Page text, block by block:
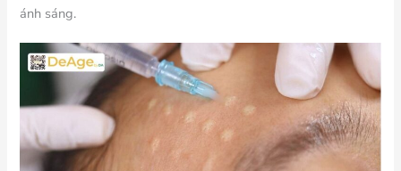
ánh sáng.